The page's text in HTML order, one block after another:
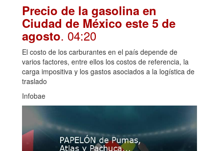
Precio de la gasolina en
Ciudad de México este 5 de
agosto. 04:20
El costo de los carburantes en el país depende de
varios factores, entre ellos los costos de referencia, la
carga impositiva y los gastos asociados a la logística de
traslado
Infobae